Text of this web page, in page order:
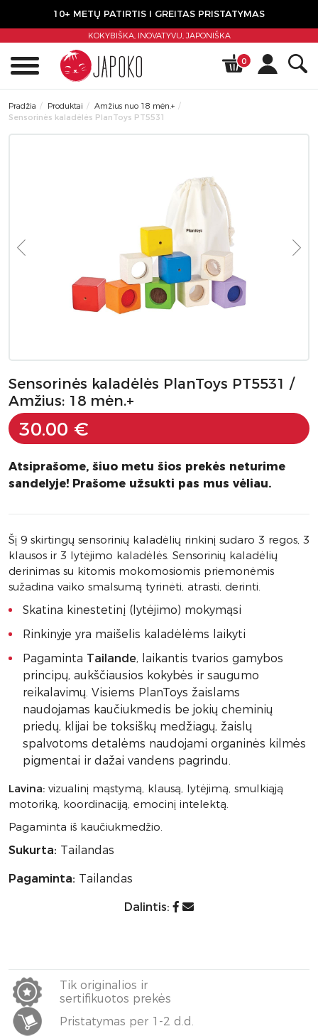
10+ METŲ PATIRTIS I GREITAS PRISTATYMAS
KOKYBIŠKA, INOVATYVU,JAPONIŠKA
0
Pradžia Produktai
Amžius nuo 18 mėn.+
Sensorinės kaladėlės PlanToys PT5531
Sensorinės kaladėlės PlanToys PT5531 /
Amžius: 18 mėn.+
30.00 €
Atsiprašome, šiuo metu šios prekės neturime
sandelyje! Prašome užsukti pas mus vėliau.
Šį 9 skirtingų sensorinių kaladėlių rinkinį sudaro 3 regos, 3
klausos ir 3 lytėjimo kaladėlės. Sensorinių kaladėlių
derinimas su kitomis mokomosiomis priemonėmis
sužadina vaiko smalsumą tyrinėti, atrasti, derinti.
Skatina kinestetinį (lytėjimo) mokymąsi
Rinkinyje yra maišelis kaladėlėms laikyti
Pagaminta Tailande, laikantis tvarios gamybos
principų, aukščiausios kokybės ir saugumo
reikalavimų. Visiems PlanToys žaislams
naudojamas kaučiukmedis be jokių cheminių
priedų, klijai be toksiškų medžiagų, žaislų
spalvotoms detalėms naudojami organinės kilmės
pigmentai ir dažai vandens pagrindu.
Lavina: vizualinį mąstymą, klausą, lytėjimą, smulkiąją
motoriką, koordinaciją, emocinį intelektą.
Pagaminta iš kaučiukmedžio.
Sukurta: Tailandas
Pagaminta: Tailandas
Dalintis:
Tik originalios ir
sertifikuotos prekės
Pristatymas per 1-2 d.d.